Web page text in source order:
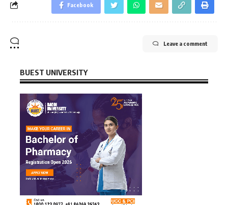
Facebook
Leave a comment
BUEST UNIVERSITY